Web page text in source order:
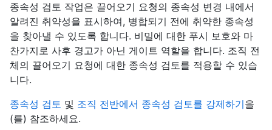
종속성 검토 작업은 끌어오기 요청의 종속성 변경 내에서
알려진 취약성을 표시하여, 병합되기 전에 취약한 종속성
을 찾아낼 수 있도록 합니다. 비밀에 대한 푸시 보호와 마
찬가지로 사후 경고가 아닌 게이트 역할을 합니다. 조직 전
체의 끌어오기 요청에 대한 종속성 검토를 적용할 수 있습
니다.
종속성 검토 및 조직 전반에서 종속성 검토를 강제하기을
(를) 참조하세요.